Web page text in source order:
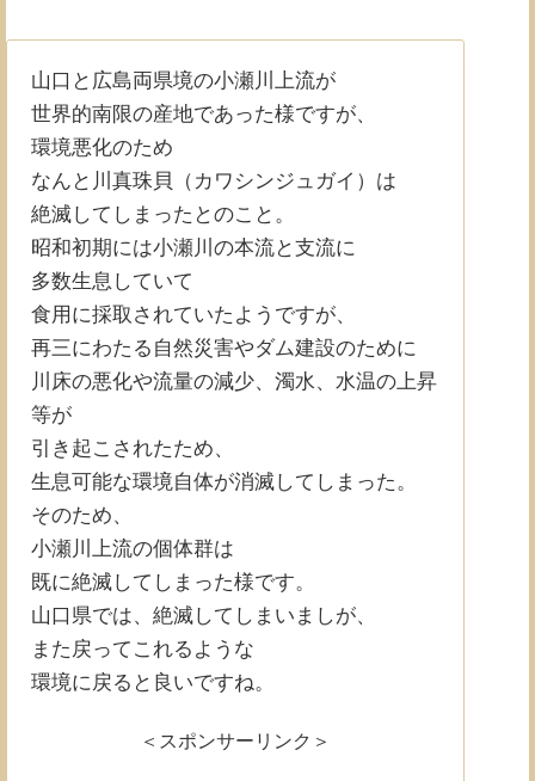
山口と広島両県境の小瀬川上流が
世界的南限の産地であった様ですが、
環境悪化のため
なんと川真珠貝（カワシンジュガイ）は
絶滅してしまったとのこと。
昭和初期には小瀬川の本流と支流に
多数生息していて
食用に採取されていたようですが、
再三にわたる自然災害やダム建設のために
川床の悪化や流量の減少、濁水、水温の上昇
等が
引き起こされたため、
生息可能な環境自体が消滅してしまった。
そのため、
小瀬川上流の個体群は
既に絶滅してしまった様です。
山口県では、絶滅してしまいましが、
また戻ってこれるような
環境に戻ると良いですね。
＜スポンサーリンク＞